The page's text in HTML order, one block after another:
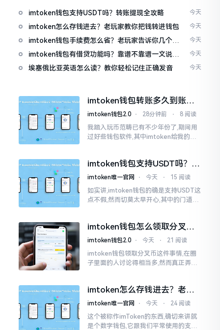
imtoken钱包支持USDT吗？转账提现全攻略 今天
imtoken怎么存钱进去？老玩家教你把钱转进钱包 今天
imtoken钱包手续费怎么省？老玩家告诉你几个实
在招
今天
imtoken钱包有借贷功能吗？靠谱不靠谱一文说清
楚
今天
埃塞俄比亚英语怎么读？教你轻松记住正确发音 今天
imtoken钱包转账多久到账？
一文说清楚
imtoken钱包2.0 ⋅ 28分钟前 ⋅ 8 阅读
我踏入玩币范畴已有不少年份了,期间用
过好些钱包软件,其中imtoken给我的整
imtoken钱包支持USDT吗？转
账提现全攻略
imtoken唯一官网 ⋅ 今天 ⋅ 15 阅读
如实讲,imtoken钱包的确是支持USDT这
点不假,然而切莫太早开心,其中的门道是
费高得主子心疼
imtoken钱包怎么领取分叉
币？老手教你避坑
imtoken钱包2.0 ⋅ 今天 ⋅ 21 阅读
imtoken钱包领取分叉币这件事情,在圈
子里面的人讨论得相当多,然而真正弄明
imtoken怎么存钱进去？老玩
家教你把钱转进钱包
imtoken唯一官网 ⋅ 今天 ⋅ 24 阅读
这个被称作imToken的东西,确切来讲就
是个数字钱包,它跟我们平常使用的支付